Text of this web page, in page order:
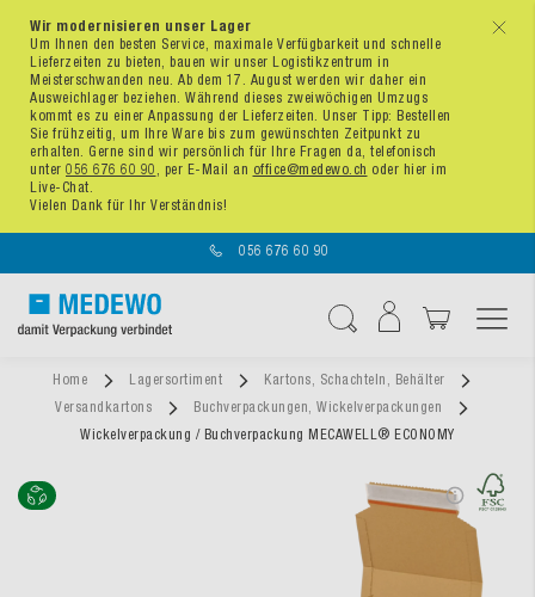
x
Wir modernisieren unser Lager
Um Ihnen den besten Service, maximale Verfügbarkeit und schnelle
Lieferzeiten zu bieten, bauen wir unser Logistikzentrum in
Meisterschwanden neu. Ab dem 17. August werden wir daher ein
Ausweichlager beziehen. Während dieses zweiwöchigen Umzugs
kommt es zu einer Anpassung der Lieferzeiten. Unser Tipp: Bestellen
Sie frühzeitig, um Ihre Ware bis zum gewünschten Zeitpunkt zu
erhalten. Gerne sind wir persönlich für Ihre Fragen da, telefonisch
unter 056 676 60 90 , per E-Mail an office@medewo.ch oder hier im
Live-Chat.
Vielen Dank für Ihr Verständnis!
056 676 60 90
Home Lagersortiment
Kartons, Schachteln, Behälter
Versandkartons
Buchverpackungen, Wickelverpackungen
Wickelverpackung / Buchverpackung MECAWELL® ECONOMY